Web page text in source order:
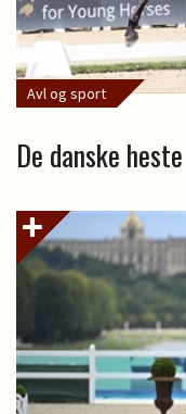
Avl og sport
De danske